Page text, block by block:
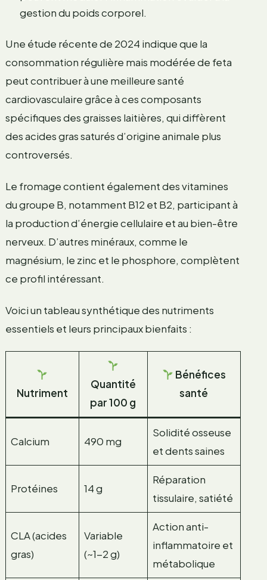
gestion du poids corporel.
Une étude récente de 2024 indique que la
consommation régulière mais modérée de feta
peut contribuer à une meilleure santé
cardiovasculaire grâce à ces composants
spécifiques des graisses laitières, qui diffèrent
des acides gras saturés d’origine animale plus
controversés.
Le fromage contient également des vitamines
du groupe B, notamment B12 et B2, participant à
la production d’énergie cellulaire et au bien-être
nerveux. D’autres minéraux, comme le
magnésium, le zinc et le phosphore, complètent
ce profil intéressant.
Voici un tableau synthétique des nutriments
essentiels et leurs principaux bienfaits :
Nutriment
Quantité
par 100 g
Bénéfices
santé
Calcium 490 mg
Solidité osseuse
et dents saines
Protéines 14 g
Réparation
tissulaire, satiété
CLA (acides
gras)
Variable
(~1-2 g)
Action anti-
inflammatoire et
métabolique